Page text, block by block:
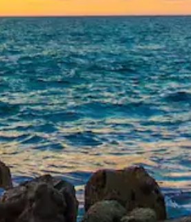
le bas pour les parcourir ou en